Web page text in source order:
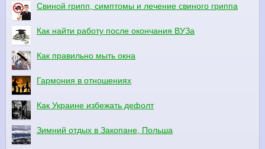
Свиной грипп, симптомы и лечение свиного гриппа
Как найти работу после окончания ВУЗа
Как правильно мыть окна
Гармония в отношениях
Как Украине избежать дефолт
Зимний отдых в Закопане, Польша